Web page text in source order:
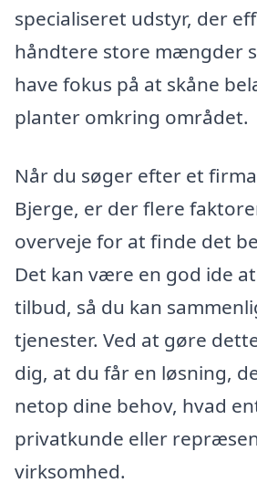
specialiseret udstyr, der
håndtere store mængder
have fokus på at skåne
planter omkring området.
Når du søger efter et
Bjerge, er der flere
overveje for at finde det
Det kan være en god ide
tilbud, så du kan
tjenester. Ved at gøre
dig, at du får en løsning,
netop dine behov, hvad
privatkunde eller
virksomhed.